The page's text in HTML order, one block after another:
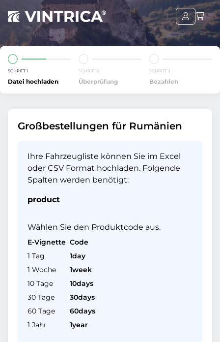
SCHRITT 1
Datei hochladen
SCHRITT 2
Überprüfung
SCHRITT 3
Bezahlen
Großbestellungen für Rumänien
Ihre Fahrzeugliste können Sie im Excel
oder CSV Format hochladen. Folgende
Spalten werden benötigt:
product
Wählen Sie den Produktcode aus.
E-Vignette Code
1 Tag
1day
1 Woche
1week
10 Tage
10days
30 Tage
30days
60 Tage
60days
1 Jahr
1year